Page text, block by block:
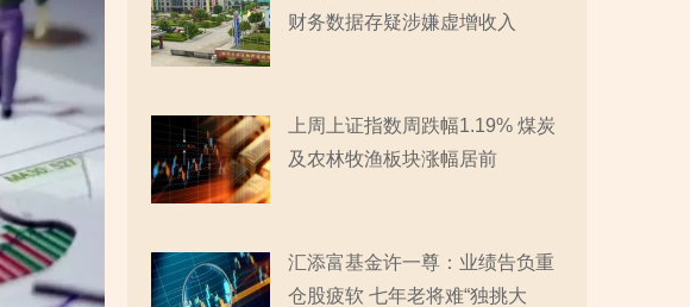
财务数据存疑涉嫌虚增收入
上周上证指数周跌幅1.19% 煤炭
及农林牧渔板块涨幅居前
汇添富基金许一尊：业绩告负重
仓股疲软 七年老将难“独挑大